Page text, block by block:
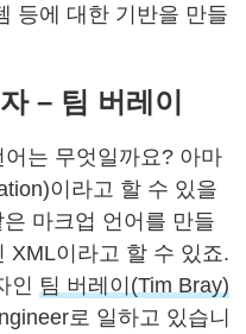
등에 대한 기반을 만들
– 팀 버레이
는 무엇일까요? 아마
이라고 할 수 있을
마크업 언어를 만들
XML이라고 할 수 있죠.
인 팀 버레이(Tim Bray)
로 일하고 있습니